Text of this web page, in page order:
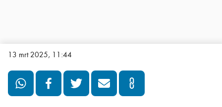
13 mrt 2025, 11:44